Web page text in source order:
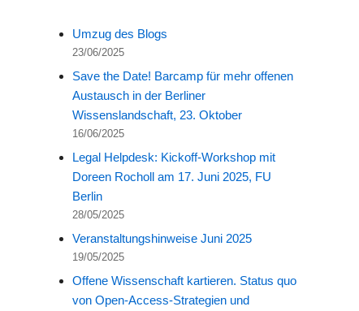
Umzug des Blogs
23/06/2025
Save the Date! Barcamp für mehr offenen
Austausch in der Berliner
Wissenslandschaft, 23. Oktober
16/06/2025
Legal Helpdesk: Kickoff-Workshop mit
Doreen Rocholl am 17. Juni 2025, FU
Berlin
28/05/2025
Veranstaltungshinweise Juni 2025
19/05/2025
Offene Wissenschaft kartieren. Status quo
von Open-Access-Strategien und